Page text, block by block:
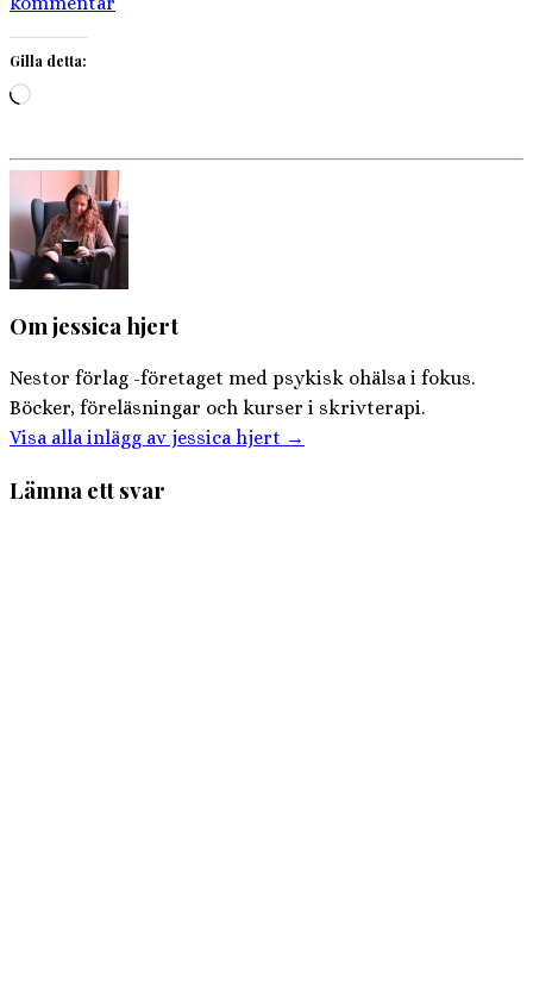
Gilla detta:
Laddar
…
Om jessica hjert
Nestor förlag -företaget med psykisk ohälsa i fokus.
Böcker, föreläsningar och kurser i skrivterapi.
Visa alla inlägg av jessica hjert →
Lämna ett svar